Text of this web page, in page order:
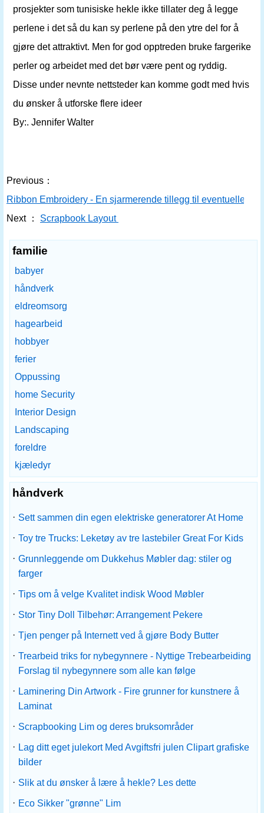
prosjekter som tunisiske hekle ikke tillater deg å legge
perlene i det så du kan sy perlene på den ytre del for å
gjøre det attraktivt. Men for god opptreden bruke fargerike
perler og arbeidet med det bør være pent og ryddig.
Disse under nevnte nettsteder kan komme godt med hvis
du ønsker å utforske flere ideer
By:. Jennifer Walter
Previous：
Ribbon Embroidery - En sjarmerende tillegg til eventuelle
Next ：
Scrapbook Layout
familie
babyer
håndverk
eldreomsorg
hagearbeid
hobbyer
ferier
Oppussing
home Security
Interior Design
Landscaping
foreldre
kjæledyr
håndverk
· Sett sammen din egen elektriske generatorer At Home
· Toy tre Trucks: Leketøy av tre lastebiler Great For Kids
· Grunnleggende om Dukkehus Møbler dag: stiler og
farger
· Tips om å velge Kvalitet indisk Wood Møbler
· Stor Tiny Doll Tilbehør: Arrangement Pekere
· Tjen penger på Internett ved å gjøre Body Butter
· Trearbeid triks for nybegynnere - Nyttige Trebearbeiding
Forslag til nybegynnere som alle kan følge
· Laminering Din Artwork - Fire grunner for kunstnere å
Laminat
· Scrapbooking Lim og deres bruksområder
· Lag ditt eget julekort Med Avgiftsfri julen Clipart grafiske
bilder
· Slik at du ønsker å lære å hekle? Les dette
· Eco Sikker "grønne" Lim